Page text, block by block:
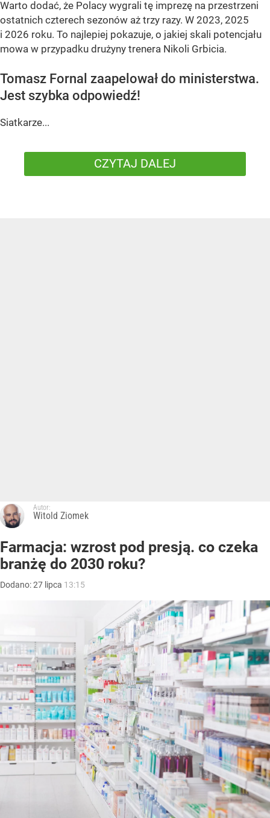
Warto dodać, że Polacy wygrali tę imprezę na przestrzeni
ostatnich czterech sezonów aż trzy razy. W 2023, 2025
i 2026 roku. To najlepiej pokazuje, o jakiej skali potencjału
mowa w przypadku drużyny trenera Nikoli Grbicia.
Tomasz Fornal zaapelował do ministerstwa.
Jest szybka odpowiedź!
Siatkarze...
CZYTAJ DALEJ
Autor:
Witold Ziomek
Farmacja: wzrost pod presją. co czeka
branżę do 2030 roku?
Dodano:27 lipca 13:15